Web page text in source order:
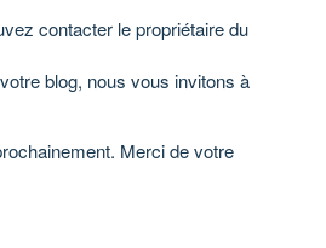
contacter le propriétaire du
blog, nous vous invitons à
Merci de votre